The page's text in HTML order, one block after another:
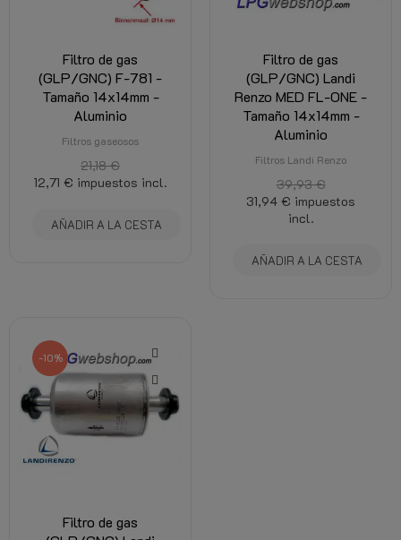
Filtro de gas
(GLP/GNC) F-781 -
Tamaño 14x14mm -
Aluminio
Filtros gaseosos
21,18 €
12,71 € impuestos incl.
AÑADIR A LA CESTA
Filtro de gas
(GLP/GNC) Landi
Renzo MED FL-ONE -
Tamaño 14x14mm -
Aluminio
Filtros Landi Renzo
39,93 €
31,94 € impuestos
incl.
AÑADIR A LA CESTA
-10%
Filtro de gas